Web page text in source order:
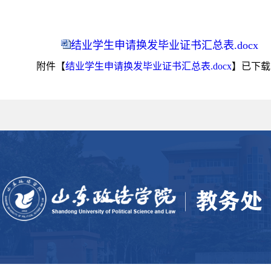
结业学生申请换发毕业证书汇总表.docx
附件【结业学生申请换发毕业证书汇总表.docx】已下载